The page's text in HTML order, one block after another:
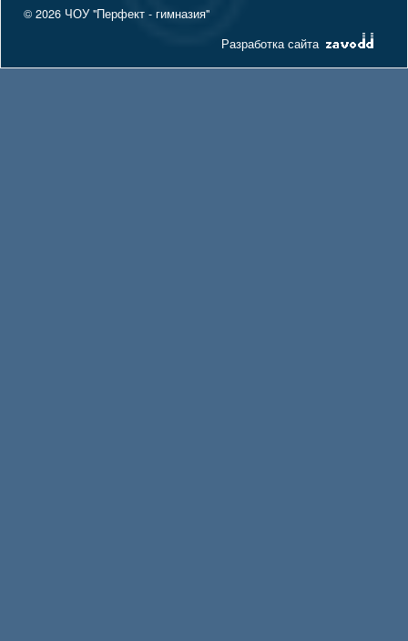
© 2026 ЧОУ "Перфект - гимназия"
Разработка сайта